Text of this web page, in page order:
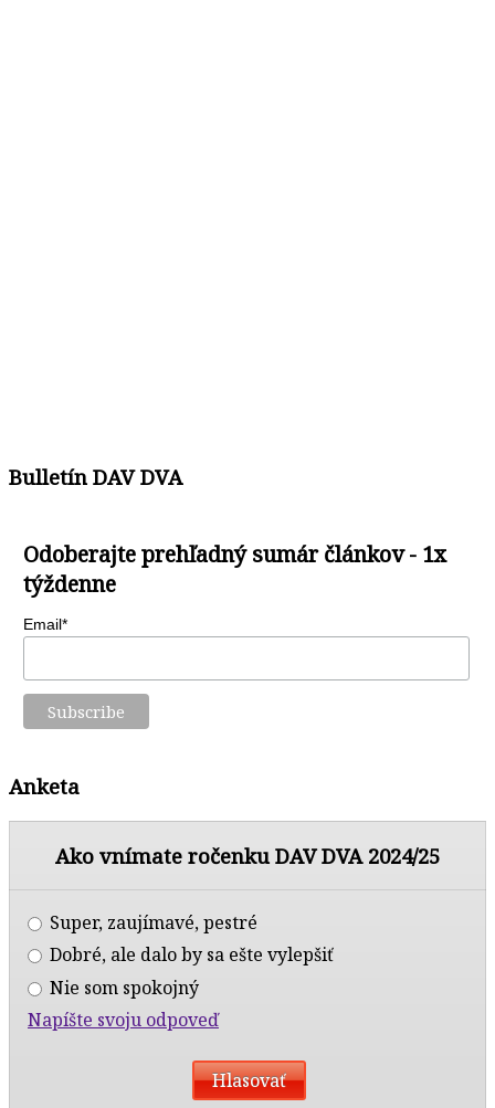
Bulletín DAV DVA
Odoberajte prehľadný sumár článkov - 1x
týždenne
Email*
Anketa
Ako vnímate ročenku DAV DVA 2024/25
Super, zaujímavé, pestré
Dobré, ale dalo by sa ešte vylepšiť
Nie som spokojný
Napíšte svoju odpoveď